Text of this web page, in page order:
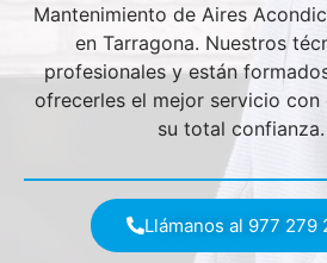
Mantenimiento de Aires
en Tarragona. Nuestros
profesionales y están
ofrecerles el mejor servicio con
su total confianza.
Llámanos al 977 279